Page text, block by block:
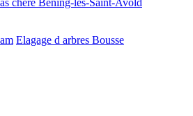
Elagage d arbres Bousse